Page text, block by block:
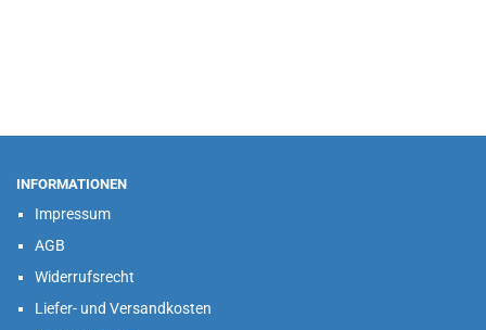
INFORMATIONEN
Impressum
AGB
Widerrufsrecht
Liefer- und Versandkosten